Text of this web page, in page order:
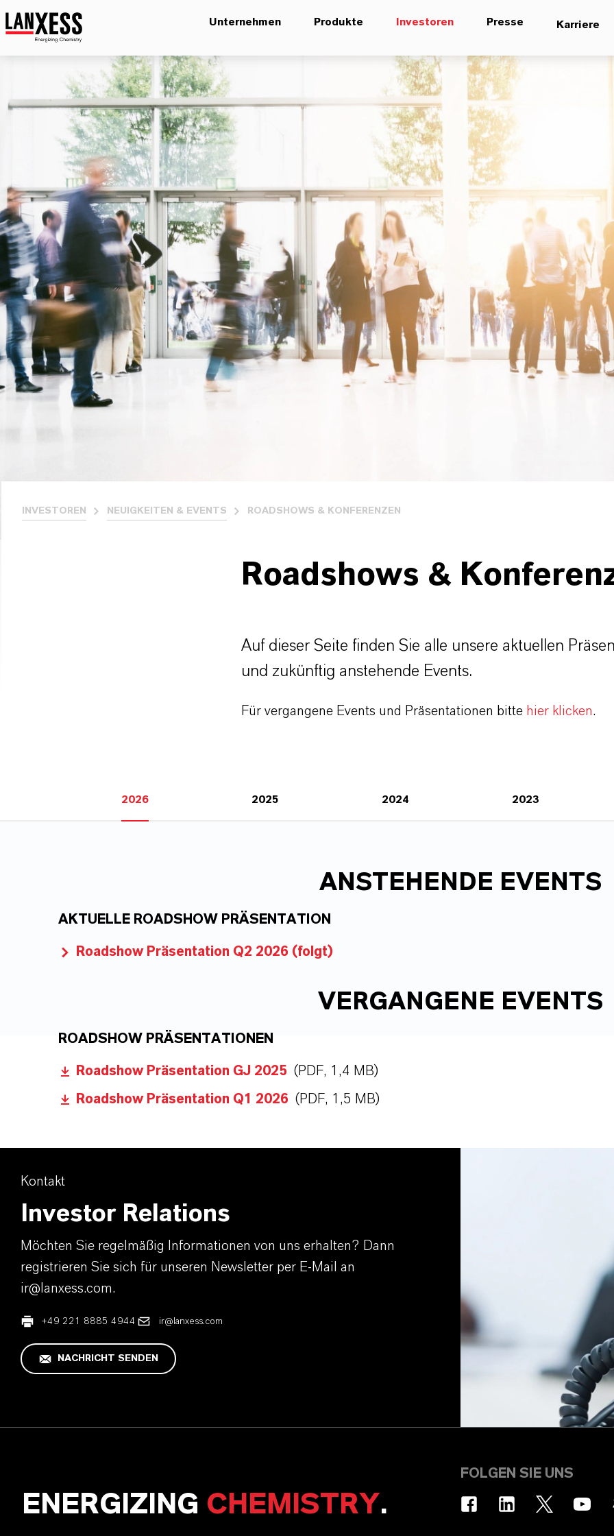
Unternehmen Produkte Investoren Presse Karriere
INVESTOREN NEUIGKEITEN & EVENTS ROADSHOWS & KONFERENZEN
Roadshows &
Auf dieser Seite finden Sie alle unsere aktuellen
und zukünftig anstehende Events.
Für vergangene Events und Präsentationen bitte hier klicken.
2026 2025 2024 2023
ANSTEHENDE EVENTS
AKTUELLE ROADSHOW PRÄSENTATION
Roadshow Präsentation Q2 2026 (folgt)
VERGANGENE EVENTS
ROADSHOW PRÄSENTATIONEN
Roadshow Präsentation GJ 2025 (PDF, 1,4 MB)
Roadshow Präsentation Q1 2026 (PDF, 1,5 MB)
Kontakt
Investor Relations
Möchten Sie regelmäßig Informationen von uns erhalten? Dann
registrieren Sie sich für unseren Newsletter per E-Mail an
ir@lanxess.com.
+49 221 8885 4944 ir@lanxess.com
NACHRICHT SENDEN
ENERGIZING CHEMISTRY.
FOLGEN SIE UNS